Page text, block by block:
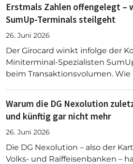
Erstmals Zahlen offengelegt –
SumUp-Terminals steilgeht
26. Juni 2026
Der Girocard winkt infolge der
Miniterminal-Spezialisten
beim Transaktionsvolumen. Wie
Warum die DG Nexolution
und künftig gar nicht mehr
26. Juni 2026
Die DG Nexolution – also der
Volks- und Raiffeisenbanken –